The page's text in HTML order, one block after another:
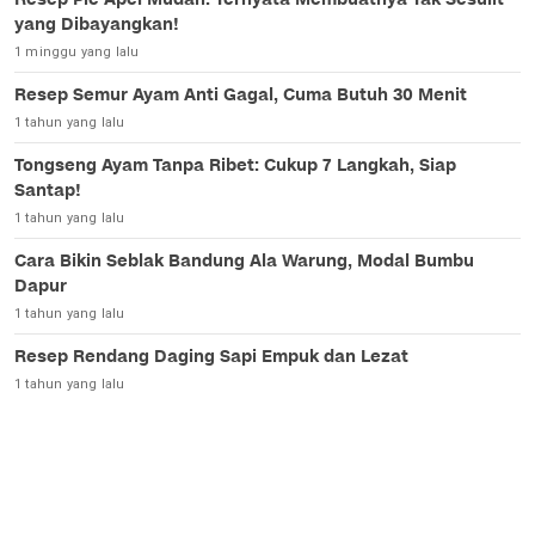
yang Dibayangkan!
1 minggu yang lalu
Resep Semur Ayam Anti Gagal, Cuma Butuh 30 Menit
1 tahun yang lalu
Tongseng Ayam Tanpa Ribet: Cukup 7 Langkah, Siap
Santap!
1 tahun yang lalu
Cara Bikin Seblak Bandung Ala Warung, Modal Bumbu
Dapur
1 tahun yang lalu
Resep Rendang Daging Sapi Empuk dan Lezat
1 tahun yang lalu